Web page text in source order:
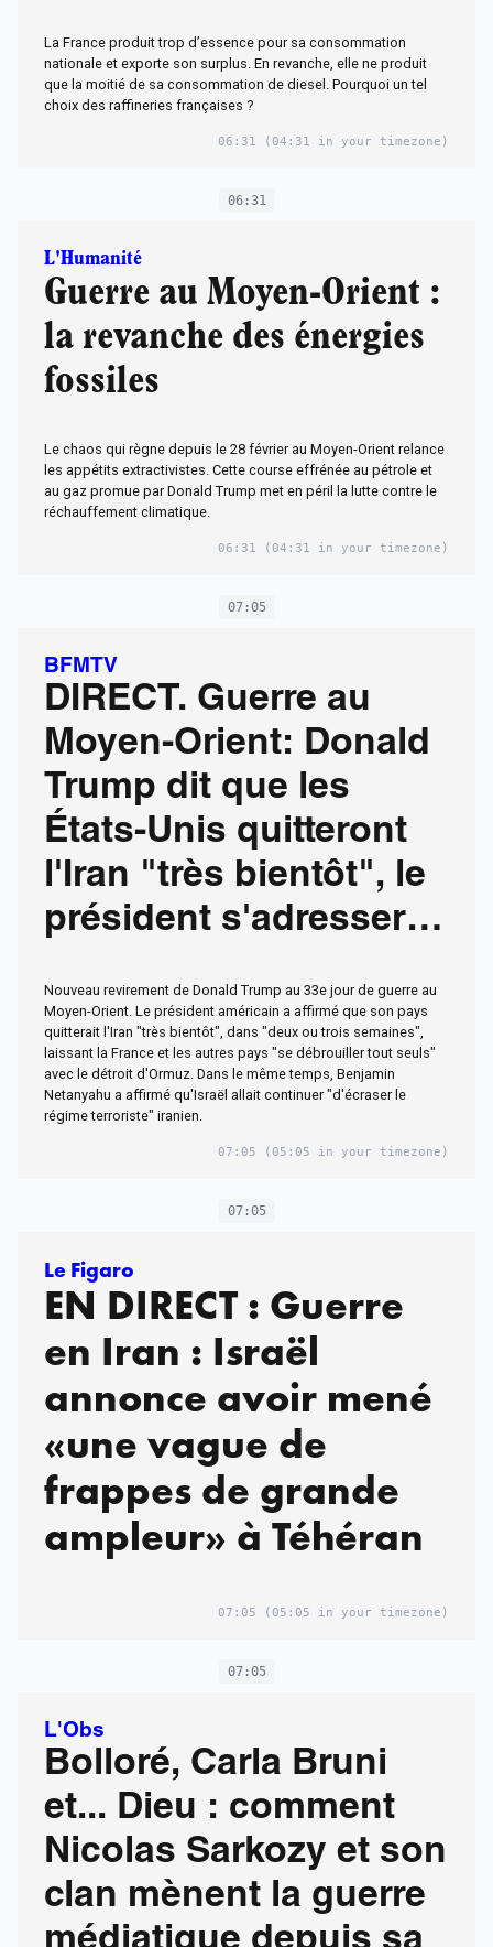
La France produit trop d’essence pour sa consommation
nationale et exporte son surplus. En revanche, elle ne produit
que la moitié de sa consommation de diesel. Pourquoi un tel
choix des raffineries françaises ?
06:31 (04:31 in your timezone)
06:31
L'Humanité
Guerre au Moyen-Orient :
la revanche des énergies
fossiles
Le chaos qui règne depuis le 28 février au Moyen-Orient relance
les appétits extractivistes. Cette course effrénée au pétrole et
au gaz promue par Donald Trump met en péril la lutte contre le
réchauffement climatique.
06:31 (04:31 in your timezone)
07:05
BFMTV
DIRECT. Guerre au
Moyen-Orient: Donald
Trump dit que les
États-Unis quitteront
l'Iran "très bientôt", le
président s'adressera
ce soir
Nouveau revirement de Donald Trump au 33e jour de guerre au
Moyen-Orient. Le président américain a affirmé que son pays
quitterait l'Iran "très bientôt", dans "deux ou trois semaines",
laissant la France et les autres pays "se débrouiller tout seuls"
avec le détroit d'Ormuz. Dans le même temps, Benjamin
Netanyahu a affirmé qu'Israël allait continuer "d'écraser le
régime terroriste" iranien.
07:05 (05:05 in your timezone)
07:05
Le Figaro
EN DIRECT : Guerre
en Iran : Israël
annonce avoir mené
«une vague de
frappes de grande
ampleur» à Téhéran
07:05 (05:05 in your timezone)
07:05
L'Obs
Bolloré, Carla Bruni
et... Dieu : comment
Nicolas Sarkozy et son
clan mènent la guerre